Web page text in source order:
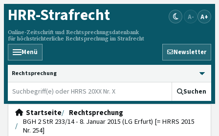
HRR-Strafrecht
Online-Zeitschrift und Rechtsprechungsdatenbank
für höchstrichterliche Rechtsprechung im Strafrecht
A- A+
Menü Newsletter
HRRS durchsuchen
Suchen
Startseite
Rechtsprechung
BGH 2 StR 233/14 - 8. Januar 2015 (LG Erfurt) [= HRRS 2015
Nr. 254]